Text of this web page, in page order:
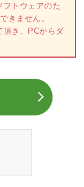
フトウェアのた
きません。
頂き、PCからダ